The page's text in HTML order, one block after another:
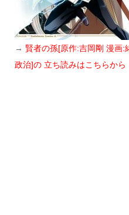
→ 賢者の孫[原作:吉岡剛 漫画:
政治]の 立ち読みはこちらから